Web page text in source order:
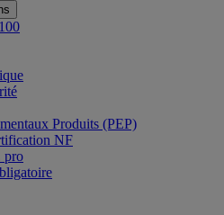
Produits (PEP)
NF
pro